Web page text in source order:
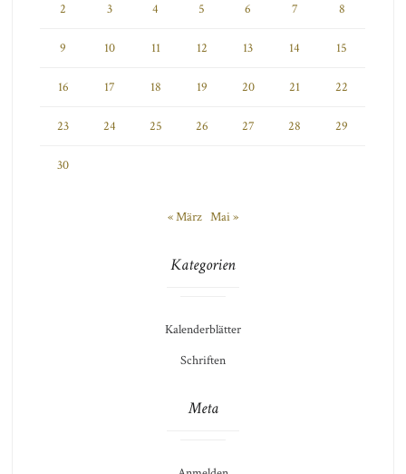
2 3 4 5 6 7 8
9 10 11 12 13 14 15
16 17 18 19 20 21 22
23 24 25 26 27 28 29
30
« März Mai »
Kategorien
Kalenderblätter
Schriften
Meta